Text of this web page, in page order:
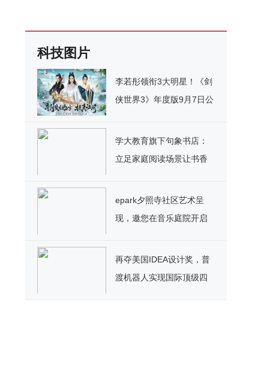
科技图片
李若彤领衔3大明星！《剑
侠世界3》年度版9月7日公
学大教育旗下句象书店：
立足家庭阅读场景让书香
epark夕照寺社区艺术呈
现，邀您在音乐庭院开启
再夺美国IDEA设计奖，普
渡机器人实现国际顶级四